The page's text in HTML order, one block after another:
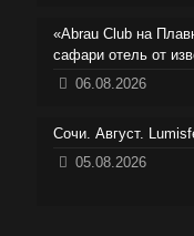
«Abrau Club на
сафари отель от
06.08.2026
Сочи. Август.
05.08.2026